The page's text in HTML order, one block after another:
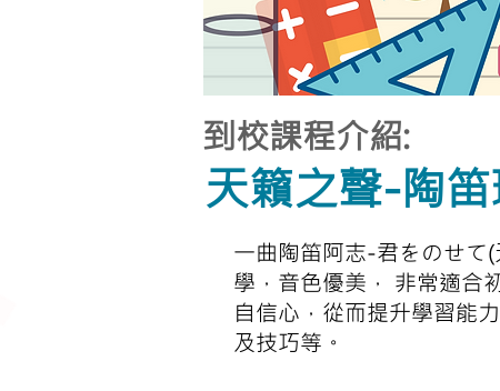
到校課程介紹:
天籟之聲-陶
一曲陶笛阿志-君をのせて
學，音色優美， 非常適合
自信心，從而提升學習能
及技巧等。